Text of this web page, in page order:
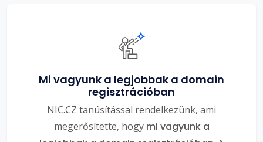
Mi vagyunk a legjobbak a domain
regisztrációban
NIC.CZ tanúsítással rendelkezünk, ami
megerősítette, hogy mi vagyunk a